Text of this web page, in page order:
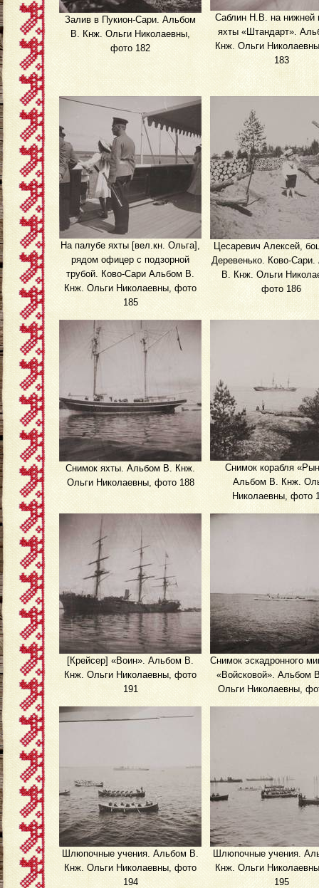
Залив в Пукион-Сари. Альбом
В. Кнж. Ольги Николаевны,
фото 182
Саблин Н.В. на нижней
яхты «Штандарт».
Кнж. Ольги
183
На палубе яхты [вел.кн. Ольга],
рядом офицер с подзорной
трубой. Ково-Сари Альбом В.
Кнж. Ольги Николаевны, фото
185
Цесаревич Алексей,
Деревенько. Ково-
В. Кнж. Ольги
фото 186
Снимок яхты. Альбом В. Кнж.
Ольги Николаевны, фото 188
Снимок корабля
Альбом В. Кнж.
Николаевны, фото
[Крейсер] «Воин». Альбом В.
Кнж. Ольги Николаевны, фото
191
Снимок эскадронного
«Войсковой». Альбом
Ольги Николаевны,
Шлюпочные учения. Альбом В.
Кнж. Ольги Николаевны, фото
194
Шлюпочные учения.
Кнж. Ольги
195